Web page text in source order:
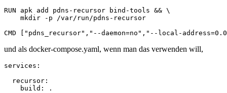
RUN apk add pdns-recursor bind-tools && \
    mkdir -p /var/run/pdns-recursor
und als docker-compose.yaml, wenn man das verwenden will,
services:
  recursor:
    build: .